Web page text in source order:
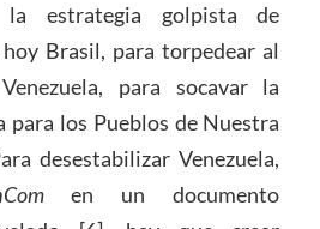
estrategia golpista de
Brasil, para torpedear al
para socavar la
para los Pueblos de Nuestra
desestabilizar Venezuela,
en un documento